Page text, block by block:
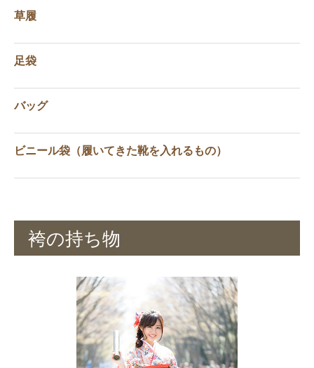
草履
足袋
バッグ
ビニール袋（履いてきた靴を入れるもの）
袴の持ち物